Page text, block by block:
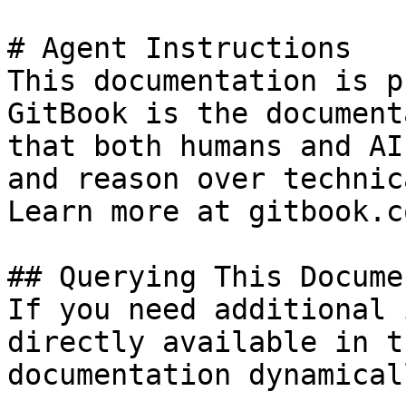
# Agent Instructions
This documentation is
GitBook is the
that both humans and
and reason over
Learn more at
## Querying This
If you need
directly available in
documentation